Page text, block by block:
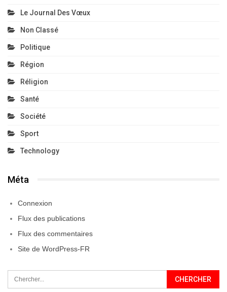
Le Journal Des Vœux
Non Classé
Politique
Région
Réligion
Santé
Société
Sport
Technology
Méta
Connexion
Flux des publications
Flux des commentaires
Site de WordPress-FR